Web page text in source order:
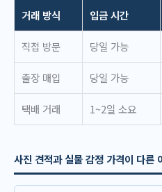
거래 방식 입금 시간
직접 방문 당일 가능
출장 매입 당일 가능
택배 거래 1~2일 소요
사진 견적과 실물 감정 가격이 다른